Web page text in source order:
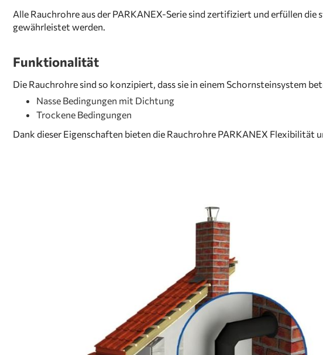
Alle Rauchrohre aus der PARKANEX-Serie sind zertifiziert und erfüllen
gewährleistet werden.
Funktionalität
Die Rauchrohre sind so konzipiert, dass sie in einem Schornsteinsystem
Nasse Bedingungen mit Dichtung
Trockene Bedingungen
Dank dieser Eigenschaften bieten die Rauchrohre PARKANEX